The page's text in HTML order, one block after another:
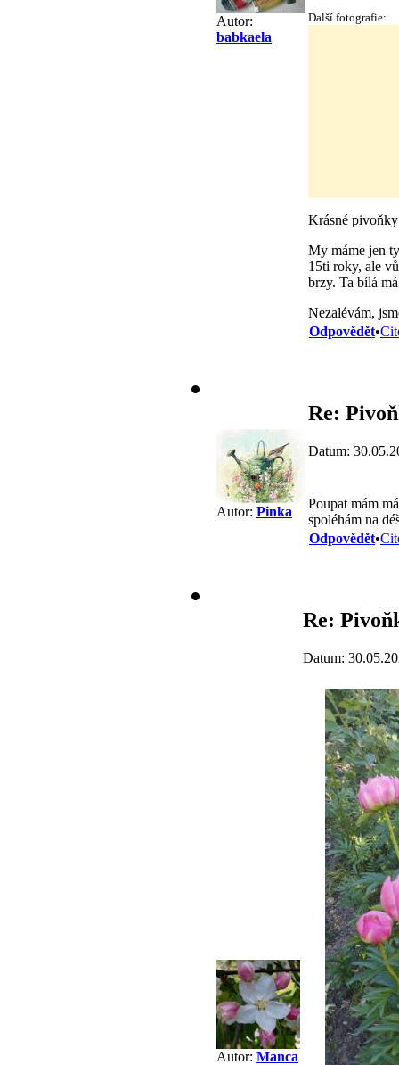
Autor:
babkaela
Další fotografie:
Krásné
My máme jen
15ti roky, ale
brzy. Ta bílá
Nezalévám,
Odpovědět•
Autor: Pinka
Re:
Datum:
Poupat mám
spoléhám na
Odpovědět•
Autor: Manca
Re:
Datum: